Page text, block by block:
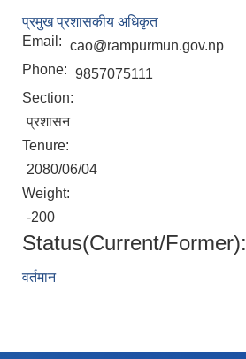
प्रमुख प्रशासकीय अधिकृत
Email: cao@rampurmun.gov.np
Phone: 9857075111
Section:
प्रशासन
Tenure:
2080/06/04
Weight:
-200
Status(Current/Former):
वर्तमान